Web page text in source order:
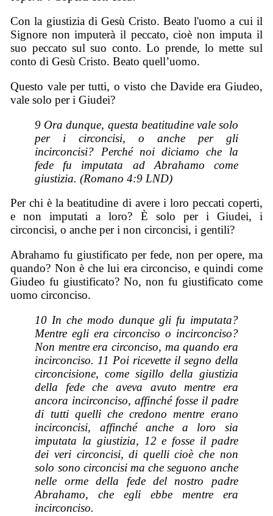
Con la giustizia di Gesù Cristo. Beato l'uomo a cui il
Signore non imputerà il peccato, cioè non imputa il
suo peccato sul suo conto. Lo prende, lo mette sul
conto di Gesù Cristo. Beato quell’uomo.
Questo vale per tutti, o visto che Davide era Giudeo,
vale solo per i Giudei?
9 Ora dunque, questa beatitudine vale solo
per i circoncisi, o anche per gli
incirconcisi? Perché noi diciamo che la
fede fu imputata ad Abrahamo come
giustizia. (Romano 4:9 LND)
Per chi è la beatitudine di avere i loro peccati coperti,
e non imputati a loro? È solo per i Giudei, i
circoncisi, o anche per i non circoncisi, i gentili?
Abrahamo fu giustificato per fede, non per opere, ma
quando? Non è che lui era circonciso, e quindi come
Giudeo fu giustificato? No, non fu giustificato come
uomo circonciso.
10 In che modo dunque gli fu imputata?
Mentre egli era circonciso o incirconciso?
Non mentre era circonciso, ma quando era
incirconciso. 11 Poi ricevette il segno della
circoncisione, come sigillo della giustizia
della fede che aveva avuto mentre era
ancora incirconciso, affinché fosse il padre
di tutti quelli che credono mentre erano
incirconcisi, affinché anche a loro sia
imputata la giustizia, 12 e fosse il padre
dei veri circoncisi, di quelli cioè che non
solo sono circoncisi ma che seguono anche
nelle orme della fede del nostro padre
Abrahamo, che egli ebbe mentre era
incirconciso.